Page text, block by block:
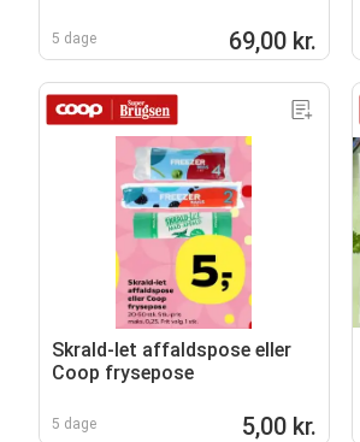
5 dage 69,00 kr.
Skrald-let affaldspose eller
Coop frysepose
5 dage 5,00 kr.